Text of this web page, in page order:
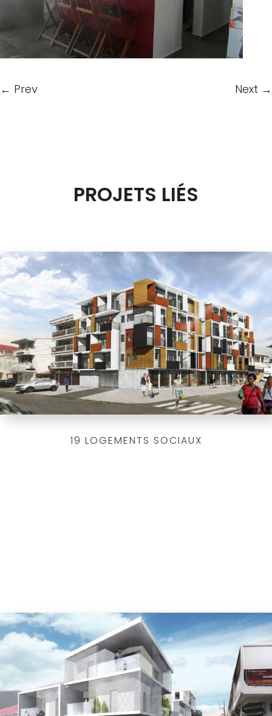
← Prev Next →
PROJETS LIÉS
19 LOGEMENTS SOCIAUX